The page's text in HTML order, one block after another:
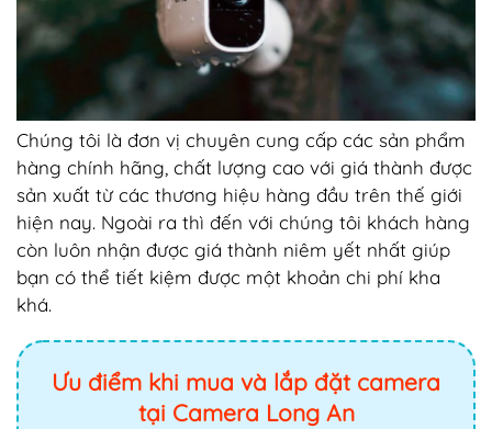
Chúng tôi là đơn vị chuyên cung cấp các sản phẩm
hàng chính hãng, chất lượng cao với giá thành được
sản xuất từ các thương hiệu hàng đầu trên thế giới
hiện nay. Ngoài ra thì đến với chúng tôi khách hàng
còn luôn nhận được giá thành niêm yết nhất giúp
bạn có thể tiết kiệm được một khoản chi phí kha
khá.
Ưu điểm khi mua và lắp đặt camera
tại Camera Long An